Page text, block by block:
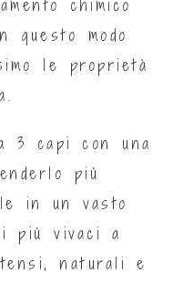
chimico
questo modo
le proprietà
3 capi con una
più
in un vasto
più vivaci a
naturali e